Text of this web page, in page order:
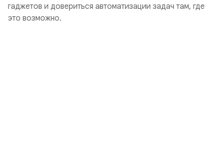
гаджетов и довериться автоматизации задач там, где
это возможно.